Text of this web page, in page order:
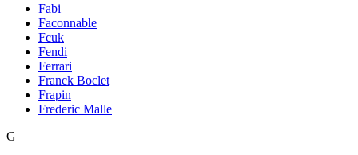
Fabi
Faconnable
Fcuk
Fendi
Ferrari
Franck Boclet
Frapin
Frederic Malle
G